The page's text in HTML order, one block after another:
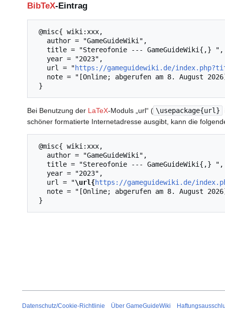
BibTeX-Eintrag
   url = "
https://gameguidewiki.de/
Bei Benutzung der LaTeX-Moduls „url“ ( \usepackage{url}
schöner formatierte Internetadresse ausgibt, kann die
   url = "
\url{https://gameguidewiki.de/
Datenschutz/Cookie-Richtlinie Über GameGuideWiki